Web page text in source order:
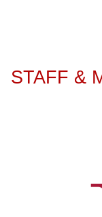
STAFF &